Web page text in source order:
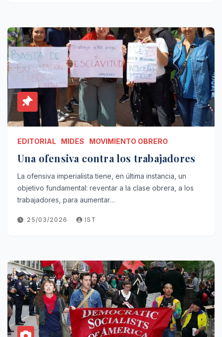
EDITORIAL MIDES MOVIMIENTO OBRERO
Una ofensiva contra los trabajadores
La ofensiva imperialista tiene, en última instancia, un
objetivo fundamental: reventar a la clase obrera, a los
trabajadores, para aumentar…
25/03/2026 IST